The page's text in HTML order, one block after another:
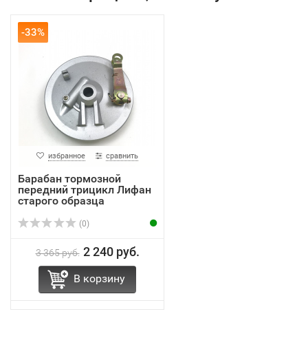
-33%
избранное сравнить
Барабан тормозной
передний трицикл Лифан
старого образца
(0)
3 365 руб. 2 240 руб.
В корзину